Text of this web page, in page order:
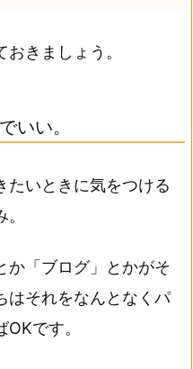
きましょう。
いい。
たいときに気をつける
か「ブログ」とかがそ
はそれをなんとなくパ
です。